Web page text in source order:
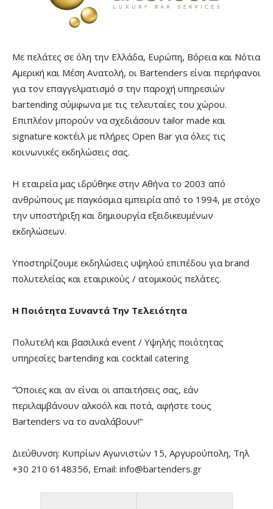
Με πελάτες σε όλη την Ελλάδα, Ευρώπη, Βόρεια και Νότια
Αμερική και Μέση Ανατολή, οι Bartenders είναι περήφανοι
για τον επαγγελματισμό σ την παροχή υπηρεσιών
bartending σύμφωνα με τις τελευταίες του χώρου.
Επιπλέον μπορούν να σχεδιάσουν tailor made και
signature κοκτέιλ με πλήρες Open Bar για όλες τις
κοινωνικές εκδηλώσεις σας.
Η εταιρεία μας ιδρύθηκε στην Αθήνα το 2003 από
ανθρώπους με παγκόσμια εμπειρία από το 1994, με στόχο
την υποστήριξη και δημιουργία εξειδικευμένων
εκδηλώσεων.
Υποστηρίζουμε εκδηλώσεις υψηλού επιπέδου για brand
πολυτελείας και εταιρικούς / ατομικούς πελάτες.
Η Ποιότητα Συναντά Την Τελειότητα
Πολυτελή και βασιλικά event / Υψηλής ποιότητας
υπηρεσίες bartending και cocktail catering
“Όποιες και αν είναι οι απαιτήσεις σας, εάν
περιλαμβάνουν αλκοόλ και ποτά, αφήστε τους
Bartenders να το αναλάβουν!”
Διεύθυνση: Κυπρίων Αγωνιστών 15, Αργυρούπολη, Τηλ
+30 210 6148356, Email: info@bartenders.gr